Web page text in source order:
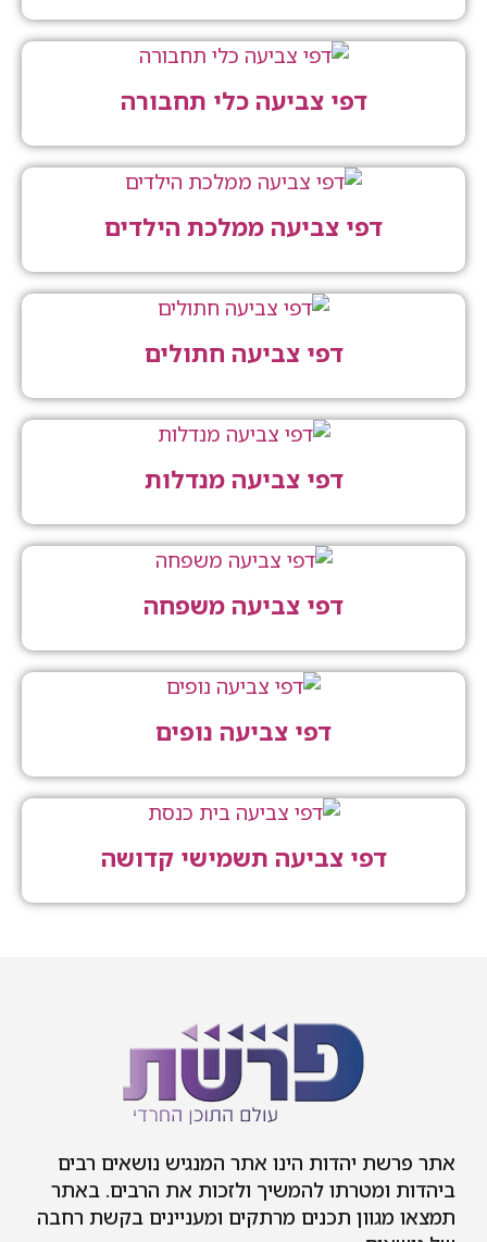
דפי צביעה כלי תחבורה
דפי צביעה ממלכת הילדים
דפי צביעה חתולים
דפי צביעה מנדלות
דפי צביעה משפחה
דפי צביעה נופים
דפי צביעה תשמישי קדושה
יהדות הינו אתר המנגיש נושאים רבים
להמשיך ולזכות את הרבים. באתר
תכנים מרתקים ומעניינים בקשת רחבה